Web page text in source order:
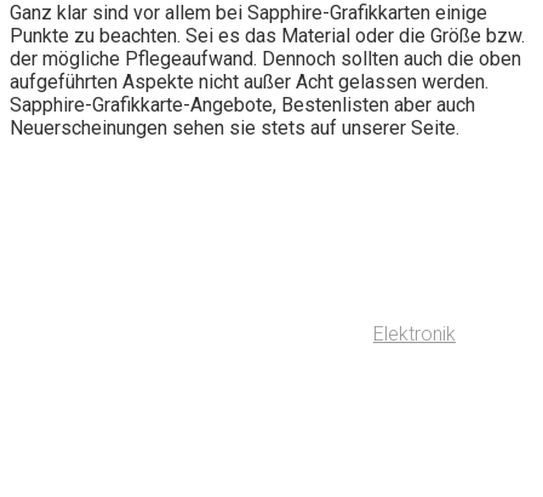
Ganz klar sind vor allem bei Sapphire-Grafikkarten einige
Punkte zu beachten. Sei es das Material oder die Größe bzw.
der mögliche Pflegeaufwand. Dennoch sollten auch die oben
aufgeführten Aspekte nicht außer Acht gelassen werden.
Sapphire-Grafikkarte-Angebote, Bestenlisten aber auch
Neuerscheinungen sehen sie stets auf unserer Seite.
Elektronik